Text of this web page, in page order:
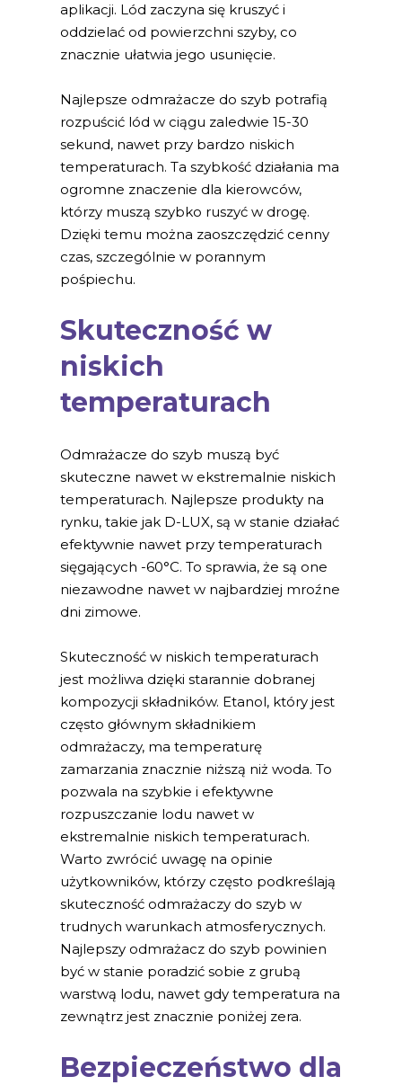
aplikacji. Lód zaczyna się kruszyć i
oddzielać od powierzchni szyby, co
znacznie ułatwia jego usunięcie.
Najlepsze odmrażacze do szyb potrafią
rozpuścić lód w ciągu zaledwie 15-30
sekund, nawet przy bardzo niskich
temperaturach. Ta szybkość działania ma
ogromne znaczenie dla kierowców,
którzy muszą szybko ruszyć w drogę.
Dzięki temu można zaoszczędzić cenny
czas, szczególnie w porannym
pośpiechu.
Skuteczność w
niskich
temperaturach
Odmrażacze do szyb muszą być
skuteczne nawet w ekstremalnie niskich
temperaturach. Najlepsze produkty na
rynku, takie jak D-LUX, są w stanie działać
efektywnie nawet przy temperaturach
sięgających -60°C. To sprawia, że są one
niezawodne nawet w najbardziej mroźne
dni zimowe.
Skuteczność w niskich temperaturach
jest możliwa dzięki starannie dobranej
kompozycji składników. Etanol, który jest
często głównym składnikiem
odmrażaczy, ma temperaturę
zamarzania znacznie niższą niż woda. To
pozwala na szybkie i efektywne
rozpuszczanie lodu nawet w
ekstremalnie niskich temperaturach.
Warto zwrócić uwagę na opinie
użytkowników, którzy często podkreślają
skuteczność odmrażaczy do szyb w
trudnych warunkach atmosferycznych.
Najlepszy odmrażacz do szyb powinien
być w stanie poradzić sobie z grubą
warstwą lodu, nawet gdy temperatura na
zewnątrz jest znacznie poniżej zera.
Bezpieczeństwo dla